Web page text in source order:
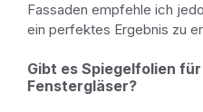
Fassaden empfehle ich
ein perfektes Ergebnis zu
Gibt es Spiegelfolien
Fenstergläser?